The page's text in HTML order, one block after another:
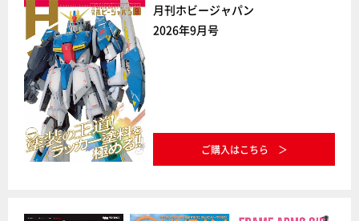
月刊ホビージャパン
2026年9月号
ご購入はこちら